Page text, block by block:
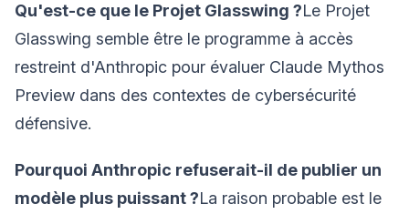
Qu'est-ce que le Projet Glasswing ?Le Projet
Glasswing semble être le programme à accès
restreint d'Anthropic pour évaluer Claude Mythos
Preview dans des contextes de cybersécurité
défensive.
Pourquoi Anthropic refuserait-il de publier un
modèle plus puissant ?La raison probable est le